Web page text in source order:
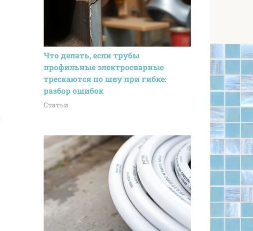
Что делать, если трубы
профильные электросварные
трескаются по шву при гибке:
разбор ошибок
Статьи